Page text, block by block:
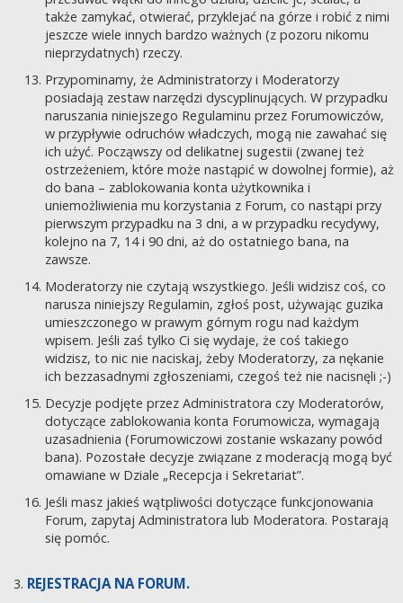
także zamykać, otwierać, przyklejać na górze i robić z nimi
jeszcze wiele innych bardzo ważnych (z pozoru nikomu
nieprzydatnych) rzeczy.
Przypominamy, że Administratorzy i Moderatorzy
posiadają zestaw narzędzi dyscyplinujących. W przypadku
naruszania niniejszego Regulaminu przez Forumowiczów,
w przypływie odruchów władczych, mogą nie zawahać się
ich użyć. Począwszy od delikatnej sugestii (zwanej też
ostrzeżeniem, które może nastąpić w dowolnej formie), aż
do bana – zablokowania konta użytkownika i
uniemożliwienia mu korzystania z Forum, co nastąpi przy
pierwszym przypadku na 3 dni, a w przypadku recydywy,
kolejno na 7, 14 i 90 dni, aż do ostatniego bana, na
zawsze.
Moderatorzy nie czytają wszystkiego. Jeśli widzisz coś, co
narusza niniejszy Regulamin, zgłoś post, używając guzika
umieszczonego w prawym górnym rogu nad każdym
wpisem. Jeśli zaś tylko Ci się wydaje, że coś takiego
widzisz, to nic nie naciskaj, żeby Moderatorzy, za nękanie
ich bezzasadnymi zgłoszeniami, czegoś też nie nacisnęli ;-)
Decyzje podjęte przez Administratora czy Moderatorów,
dotyczące zablokowania konta Forumowicza, wymagają
uzasadnienia (Forumowiczowi zostanie wskazany powód
bana). Pozostałe decyzje związane z moderacją mogą być
omawiane w Dziale „Recepcja i Sekretariat”.
Jeśli masz jakieś wątpliwości dotyczące funkcjonowania
Forum, zapytaj Administratora lub Moderatora. Postarają
się pomóc.
REJESTRACJA NA FORUM.